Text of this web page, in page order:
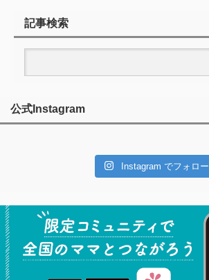
記事検索
公式Instagram
Instagram でフォロー